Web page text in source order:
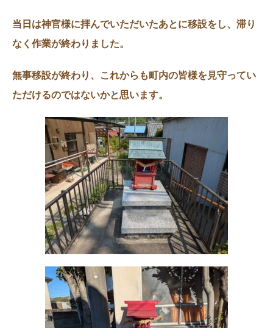
当日は神官様に拝んでいただいたあとに移設をし、滞り
なく作業が終わりました。
無事移設が終わり、これからも町内の皆様を見守ってい
ただけるのではないかと思います。